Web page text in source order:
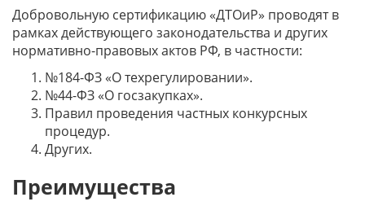
Добровольную сертификацию «ДТОиР» проводят в
рамках действующего законодательства и других
нормативно-правовых актов РФ, в частности:
№184-ФЗ «О техрегулировании».
№44-ФЗ «О госзакупках».
Правил проведения частных конкурсных
процедур.
Других.
Преимущества